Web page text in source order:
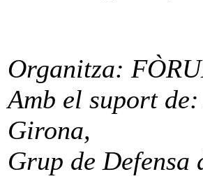
Organitza:
Amb el suport
Girona,
Grup de